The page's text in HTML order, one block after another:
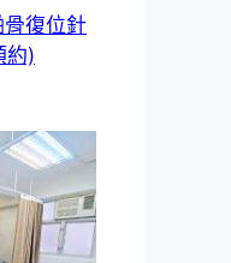
復位針
約)